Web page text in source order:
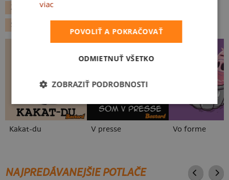
ZVIERATKÁ
SUPERHRDINOVIA
Kakat-du V presse Vo forme
NAJPREDÁVANEJŠIE POTLAČE
viac
POVOLIŤ A POKRAČOVAŤ
ODMIETNUŤ VŠETKO
ZOBRAZIŤ PODROBNOSTI